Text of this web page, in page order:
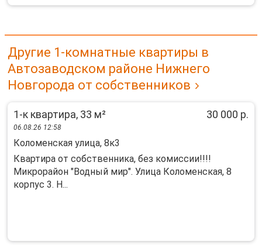
Другие 1-комнатные квартиры в
Автозаводском районе Нижнего
Новгорода от собственников
1-к квартира, 33 м² 30 000 р.
06.08.26 12:58
Коломенская улица, 8к3
Квартира от собственника, без комиссии!!!!
Микрорайон "Водный мир". Улица Коломенская, 8
корпус 3. Н...